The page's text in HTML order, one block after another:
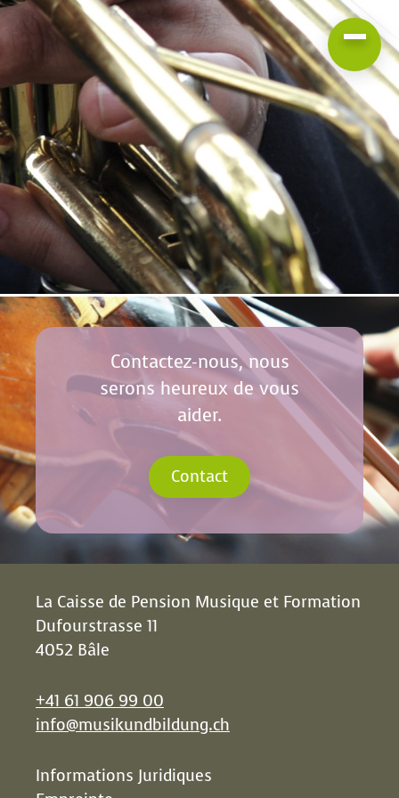
Contactez-nous, nous
serons heureux de vous
aider.
Contact
La Caisse de Pension Musique et Formation
Dufourstrasse 11
4052 Bâle
+41 61 906 99 00
info@musikundbildung.ch
Informations Juridiques